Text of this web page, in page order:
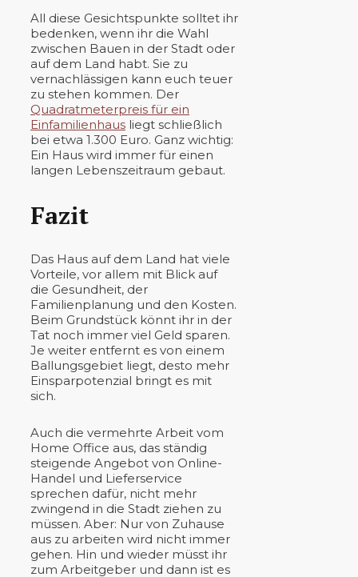
All diese Gesichtspunkte solltet ihr
bedenken, wenn ihr die Wahl
zwischen Bauen in der Stadt oder
auf dem Land habt. Sie zu
vernachlässigen kann euch teuer
zu stehen kommen. Der
Quadratmeterpreis für ein
Einfamilienhaus liegt schließlich
bei etwa 1.300 Euro. Ganz wichtig:
Ein Haus wird immer für einen
langen Lebenszeitraum gebaut.
Fazit
Das Haus auf dem Land hat viele
Vorteile, vor allem mit Blick auf
die Gesundheit, der
Familienplanung und den Kosten.
Beim Grundstück könnt ihr in der
Tat noch immer viel Geld sparen.
Je weiter entfernt es von einem
Ballungsgebiet liegt, desto mehr
Einsparpotenzial bringt es mit
sich.
Auch die vermehrte Arbeit vom
Home Office aus, das ständig
steigende Angebot von Online-
Handel und Lieferservice
sprechen dafür, nicht mehr
zwingend in die Stadt ziehen zu
müssen. Aber: Nur von Zuhause
aus zu arbeiten wird nicht immer
gehen. Hin und wieder müsst ihr
zum Arbeitgeber und dann ist es